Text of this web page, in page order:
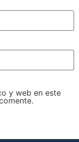
y web en este